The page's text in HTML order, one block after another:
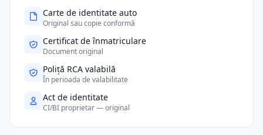
Carte de identitate auto
Original sau copie conformă
Certificat de înmatriculare
Document original
Poliță RCA valabilă
În perioada de valabilitate
Act de identitate
CI/BI proprietar — original